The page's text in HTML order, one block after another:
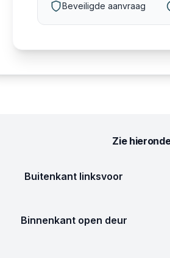
Beveiligde aanvraag
Zie
Buitenkant linksvoor
Binnenkant open deur